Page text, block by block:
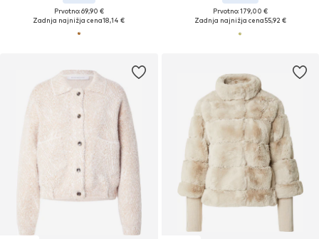
Prvotno: 69,90 €
Zadnja najnižja cena18,14 €
Prvotno: 179,00 €
Zadnja najnižja cena55,92 €